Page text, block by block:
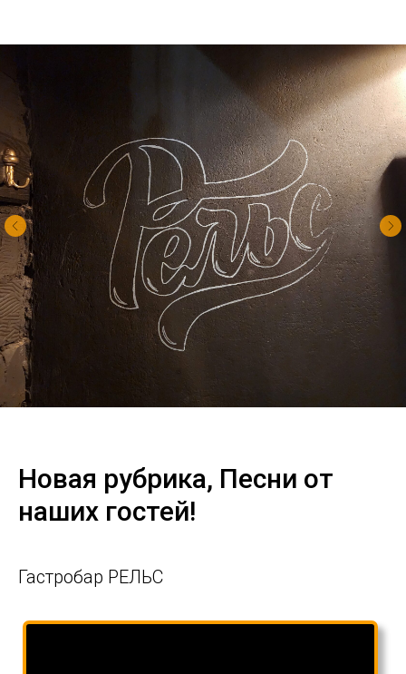
Новая рубрика, Песни от
наших гостей!
Гастробар РЕЛЬС